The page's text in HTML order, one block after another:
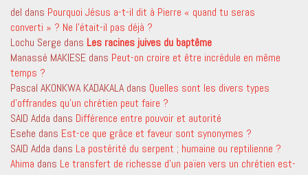
del dans Pourquoi Jésus a-t-il dit à Pierre « quand tu seras
converti » ? Ne l’était-il pas déjà ?
Lochu Serge dans Les racines juives du baptême
Manassé MAKIESE dans Peut-on croire et être incrédule en même
temps ?
Pascal AKONKWA KADAKALA dans Quelles sont les divers types
d’offrandes qu’un chrétien peut faire ?
SAID Adda dans Différence entre pouvoir et autorité
Esehe dans Est-ce que grâce et faveur sont synonymes ?
SAID Adda dans La postérité du serpent ; humaine ou reptilienne ?
Ahima dans Le transfert de richesse d’un païen vers un chrétien est-